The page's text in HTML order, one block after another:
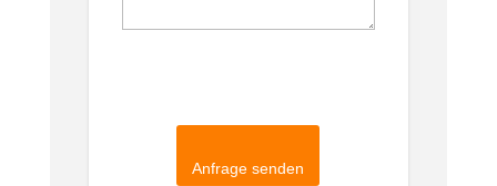
Anfrage senden